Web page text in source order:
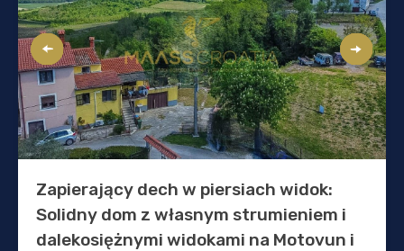
Zapierający dech w piersiach widok:
Solidny dom z własnym strumieniem i
dalekosiężnymi widokami na Motovun i